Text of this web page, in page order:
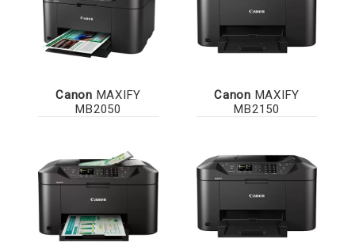
Canon MAXIFY
MB2050
Canon MAXIFY
MB2150